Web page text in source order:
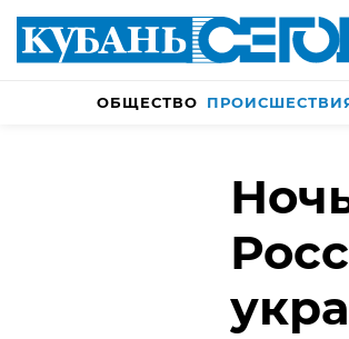
ОБЩЕСТВО